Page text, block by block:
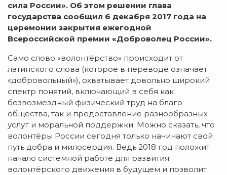
сила России». Об этом решении глава
государства сообщил 6 декабря 2017 года на
церемонии закрытия ежегодной
Всероссийской премии «Доброволец России».
Само слово «волонтёрство» происходит от
латинского слова (которое в переводе означает
«добровольный»), охватывает довольно широкий
спектр понятий, включающий в себя как
безвозмездный физический труд на благо
общества, так и предоставление разнообразных
услуг и моральной поддержки. Можно сказать, что
волонтёры России сегодня только начинают свой
путь добра и милосердия. Ведь 2018 год положит
начало системной работе для развития
волонтёрского движения в будущем и позволит